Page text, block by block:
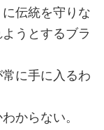
伝統を守りな
うとするブラ
に手に入るわ
からない。